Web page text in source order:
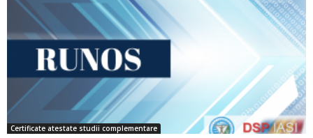
Certificate atestate studii complementare